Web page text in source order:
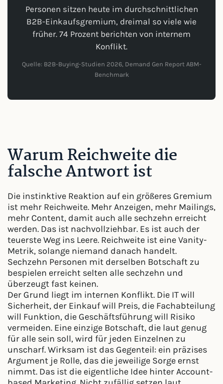
Personen sitzen heute im durchschnittlichen
B2B-Einkaufsgremium, dreimal so viele wie
früher. 74 Prozent berichten von internem
Konflikt.
Quelle: B2B-Buying-Studien 2026, Demand Gen Report ABM-
Benchmark
Warum Reichweite die
falsche Antwort ist
Die instinktive Reaktion auf ein größeres Gremium
ist mehr Reichweite. Mehr Anzeigen, mehr Mailings,
mehr Content, damit auch alle sechzehn erreicht
werden. Das ist nachvollziehbar. Es ist auch der
teuerste Weg ins Leere. Reichweite ist eine Vanity-
Metrik, solange niemand danach handelt.
Sechzehn Personen mit derselben Botschaft zu
bespielen erreicht selten alle sechzehn und
überzeugt fast keinen.
Der Grund liegt im internen Konflikt. Die IT will
Sicherheit, der Einkauf will Preis, die Fachabteilung
will Funktion, die Geschäftsführung will Risiko
vermeiden. Eine einzige Botschaft, die laut genug
für alle sein soll, wird für jeden Einzelnen zu
unscharf. Wirksam ist das Gegenteil: ein präzises
Argument je Rolle, das die jeweilige Sorge ernst
nimmt. Das ist die eigentliche Idee hinter Account-